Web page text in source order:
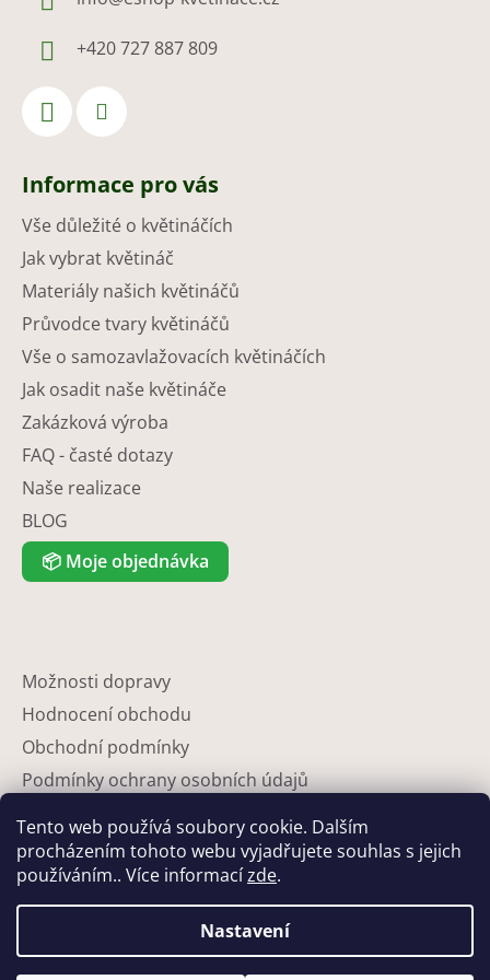
Tento web používá soubory cookie. Dalším
procházením tohoto webu vyjadřujete souhlas s jejich
používáním.. Více informacízde.
Nastavení
+420 727 887 809
Informace pro vás
Vše důležité o květináčích
Jak vybrat květináč
Materiály našich květináčů
Průvodce tvary květináčů
Vše o samozavlažovacích květináčích
Jak osadit naše květináče
Zakázková výroba
FAQ - časté dotazy
Naše realizace
BLOG
📦 Moje objednávka
Možnosti dopravy
Hodnocení obchodu
Obchodní podmínky
Podmínky ochrany osobních údajů
Partneři
Kontakty